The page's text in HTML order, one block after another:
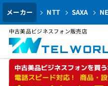
メーカー NTT SAXA
中古美品ビジネスフォン販売店